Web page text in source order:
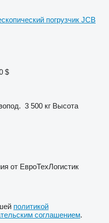
погрузчик JCB
$
3 500 кг Высота
от ЕвроТехЛогистик
политикой
соглашением.